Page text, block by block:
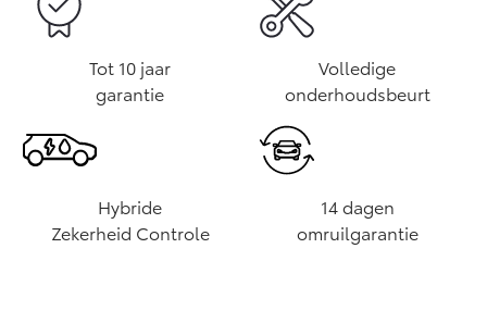
Tot 10 jaar
garantie
Volledige
onderhoudsbeurt
Hybride
Zekerheid Controle
14 dagen
omruilgarantie